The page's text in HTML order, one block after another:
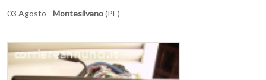
03 Agosto - Montesilvano(PE)